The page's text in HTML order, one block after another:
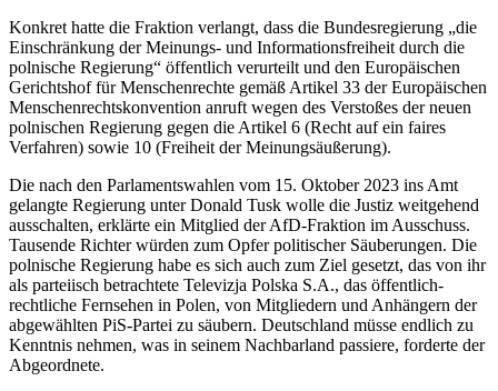
Konkret hatte die Fraktion verlangt, dass die Bundesregierung „die
Einschränkung der Meinungs- und Informationsfreiheit durch die
polnische Regierung“ öffentlich verurteilt und den Europäischen
Gerichtshof für Menschenrechte gemäß Artikel 33 der Europäischen
Menschenrechtskonvention anruft wegen des Verstoßes der neuen
polnischen Regierung gegen die Artikel 6 (Recht auf ein faires
Verfahren) sowie 10 (Freiheit der Meinungsäußerung).
Die nach den Parlamentswahlen vom 15. Oktober 2023 ins Amt
gelangte Regierung unter Donald Tusk wolle die Justiz weitgehend
ausschalten, erklärte ein Mitglied der AfD-Fraktion im Ausschuss.
Tausende Richter würden zum Opfer politischer Säuberungen. Die
polnische Regierung habe es sich auch zum Ziel gesetzt, das von ihr
als parteiisch betrachtete Televizja Polska S.A., das öffentlich-
rechtliche Fernsehen in Polen, von Mitgliedern und Anhängern der
abgewählten PiS-Partei zu säubern. Deutschland müsse endlich zu
Kenntnis nehmen, was in seinem Nachbarland passiere, forderte der
Abgeordnete.